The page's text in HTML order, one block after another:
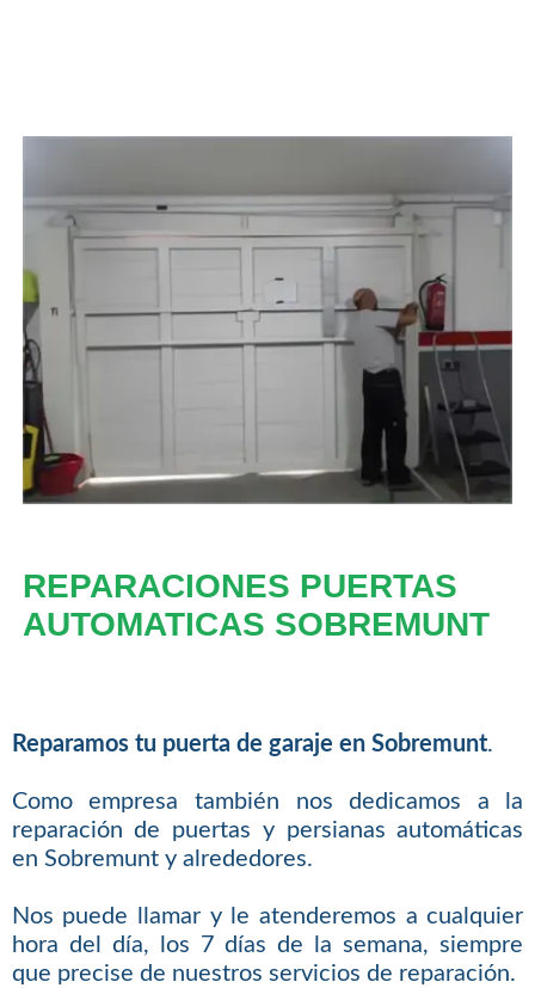
REPARACIONES PUERTAS
AUTOMATICAS SOBREMUNT
Reparamos tu puerta de garaje en Sobremunt.
Como empresa también nos dedicamos a la
reparación de puertas y persianas automáticas
en Sobremunt y alrededores.
Nos puede llamar y le atenderemos a cualquier
hora del día, los 7 días de la semana, siempre
que precise de nuestros servicios de reparación.